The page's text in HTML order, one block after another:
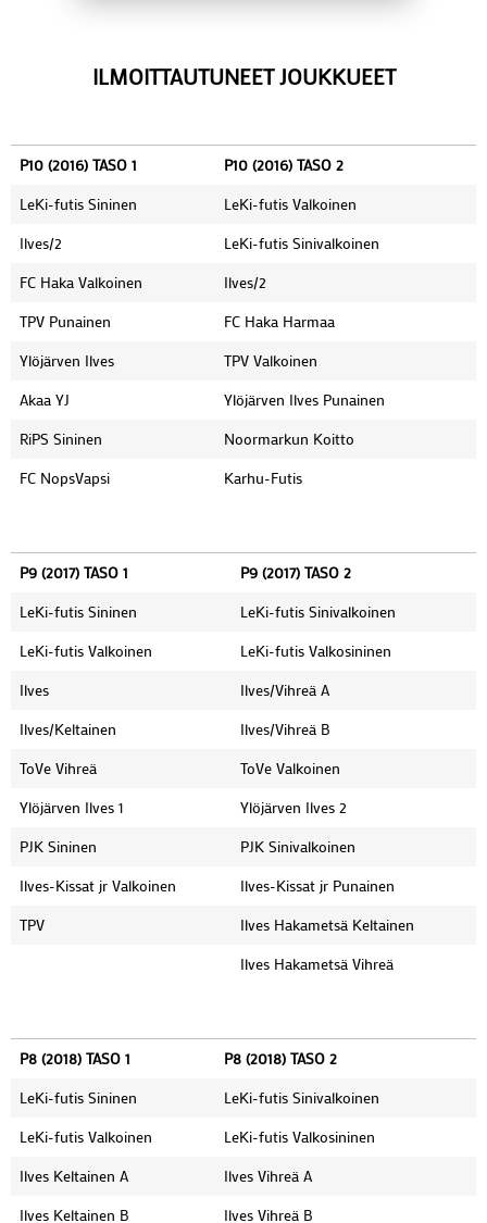
ILMOITTAUTUNEET JOUKKUEET
P10 (2016) TASO 1
P10 (2016) TASO 2
LeKi-futis Sininen
LeKi-futis Valkoinen
Ilves/2
LeKi-futis Sinivalkoinen
FC Haka Valkoinen
Ilves/2
TPV Punainen
FC Haka Harmaa
Ylöjärven Ilves
TPV Valkoinen
Akaa YJ
Ylöjärven Ilves Punainen
RiPS Sininen
Noormarkun Koitto
FC NopsVapsi
Karhu-Futis
P9 (2017) TASO 1
P9 (2017) TASO 2
LeKi-futis Sininen
LeKi-futis Sinivalkoinen
LeKi-futis Valkoinen
LeKi-futis Valkosininen
Ilves
Ilves/Vihreä A
Ilves/Keltainen
Ilves/Vihreä B
ToVe Vihreä
ToVe Valkoinen
Ylöjärven Ilves 1
Ylöjärven Ilves 2
PJK Sininen
PJK Sinivalkoinen
Ilves-Kissat jr Valkoinen
Ilves-Kissat jr Punainen
TPV
Ilves Hakametsä Keltainen
Ilves Hakametsä Vihreä
P8 (2018) TASO 1
P8 (2018) TASO 2
LeKi-futis Sininen
LeKi-futis Sinivalkoinen
LeKi-futis Valkoinen
LeKi-futis Valkosininen
Ilves Keltainen A
Ilves Vihreä A
Ilves Keltainen B
Ilves Vihreä B